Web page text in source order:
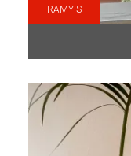
RAMY S